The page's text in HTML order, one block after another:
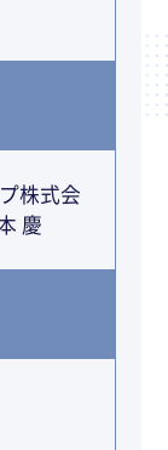
株式会
慶